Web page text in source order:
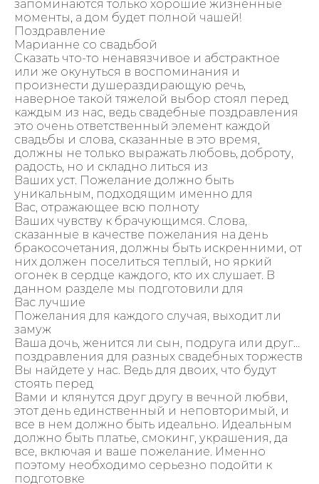
запоминаются только хорошие жизненные
моменты, а дом будет полной чашей!
Поздравление
Марианне со свадьбой
Сказать что-то ненавязчивое и абстрактное
или же окунуться в воспоминания и
произнести душераздирающую речь,
наверное такой тяжелой выбор стоял перед
каждым из нас, ведь свадебные поздравления
это очень ответственный элемент каждой
свадьбы и слова, сказанные в это время,
должны не только выражать любовь, доброту,
радость, но и складно литься из
Ваших уст. Пожелание должно быть
уникальным, подходящим именно для
Вас, отражающее всю полноту
Ваших чувству к брачующимся. Слова,
сказанные в качестве пожелания на день
бракосочетания, должны быть искренними, от
них должен поселиться теплый, но яркий
огонек в сердце каждого, кто их слушает. В
данном разделе мы подготовили для
Вас лучшие
Пожелания для каждого случая, выходит ли
замуж
Ваша дочь, женится ли сын, подруга или друг…
поздравления для разных свадебных торжеств
Вы найдете у нас. Ведь для двоих, что будут
стоять перед
Вами и клянутся друг другу в вечной любви,
этот день единственный и неповторимый, и
все в нем должно быть идеально. Идеальным
должно быть платье, смокинг, украшения, да
все, включая и ваше пожелание. Именно
поэтому необходимо серьезно подойти к
подготовке